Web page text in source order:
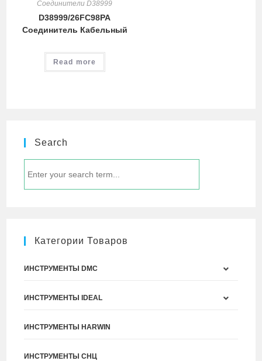
Соединители D38999
D38999/26FC98PA
Соединитель Кабельный
Read more
Search
Категории Товаров
ИНСТРУМЕНТЫ DMC
ИНСТРУМЕНТЫ IDEAL
ИНСТРУМЕНТЫ HARWIN
ИНСТРУМЕНТЫ СНЦ